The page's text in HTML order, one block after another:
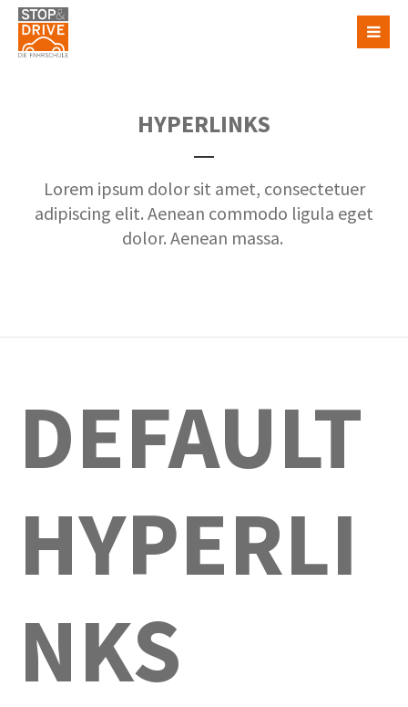
HYPERLINKS
Lorem ipsum dolor sit amet, consectetuer
adipiscing elit. Aenean commodo ligula eget
dolor. Aenean massa.
DEFAULT
HYPERLI
NKS